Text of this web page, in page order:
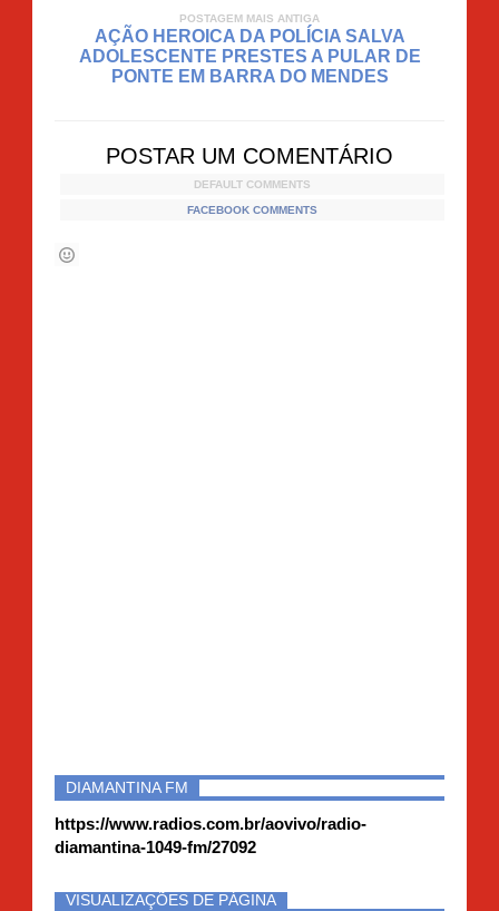
POSTAGEM MAIS ANTIGA
AÇÃO HEROICA DA POLÍCIA SALVA
ADOLESCENTE PRESTES A PULAR DE
PONTE EM BARRA DO MENDES
POSTAR UM COMENTÁRIO
DEFAULT COMMENTS
FACEBOOK COMMENTS
DIAMANTINA FM
https://www.radios.com.br/aovivo/radio-
diamantina-1049-fm/27092
VISUALIZAÇÕES DE PÁGINA